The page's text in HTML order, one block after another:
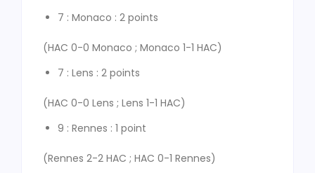
7 : Monaco : 2 points
(HAC 0-0 Monaco ; Monaco 1-1 HAC)
7 : Lens : 2 points
(HAC 0-0 Lens ; Lens 1-1 HAC)
9 : Rennes : 1 point
(Rennes 2-2 HAC ; HAC 0-1 Rennes)